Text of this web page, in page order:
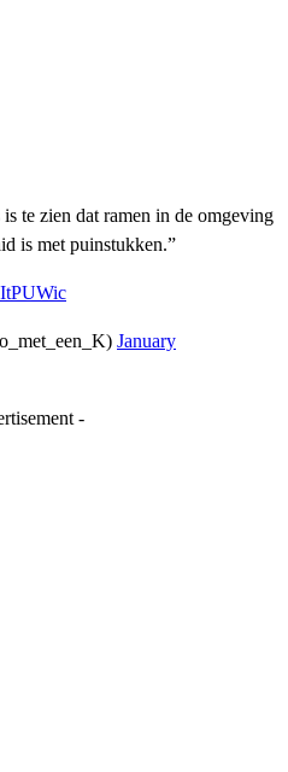
te zien dat ramen in de omgeving
is met puinstukken.”
January
-